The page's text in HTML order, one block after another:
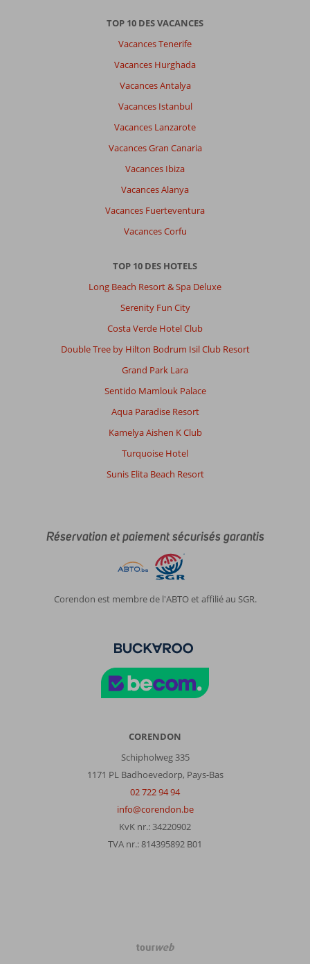
TOP 10 DES VACANCES
Vacances Tenerife
Vacances Hurghada
Vacances Antalya
Vacances Istanbul
Vacances Lanzarote
Vacances Gran Canaria
Vacances Ibiza
Vacances Alanya
Vacances Fuerteventura
Vacances Corfu
TOP 10 DES HOTELS
Long Beach Resort & Spa Deluxe
Serenity Fun City
Costa Verde Hotel Club
Double Tree by Hilton Bodrum Isil Club Resort
Grand Park Lara
Sentido Mamlouk Palace
Aqua Paradise Resort
Kamelya Aishen K Club
Turquoise Hotel
Sunis Elita Beach Resort
Réservation et paiement sécurisés garantis
Corendon est membre de l'ABTO et affilié au SGR.
CORENDON
Schipholweg 335
1171 PL Badhoevedorp, Pays-Bas
02 722 94 94
info@corendon.be
KvK nr.: 34220902
TVA nr.: 814395892 B01
TourWeb